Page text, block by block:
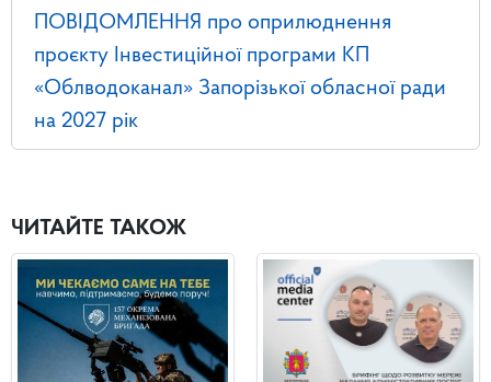
ПОВІДОМЛЕННЯ про оприлюднення
проєкту Інвестиційної програми КП
«Облводоканал» Запорізької обласної ради
на 2027 рік
ЧИТАЙТЕ ТАКОЖ